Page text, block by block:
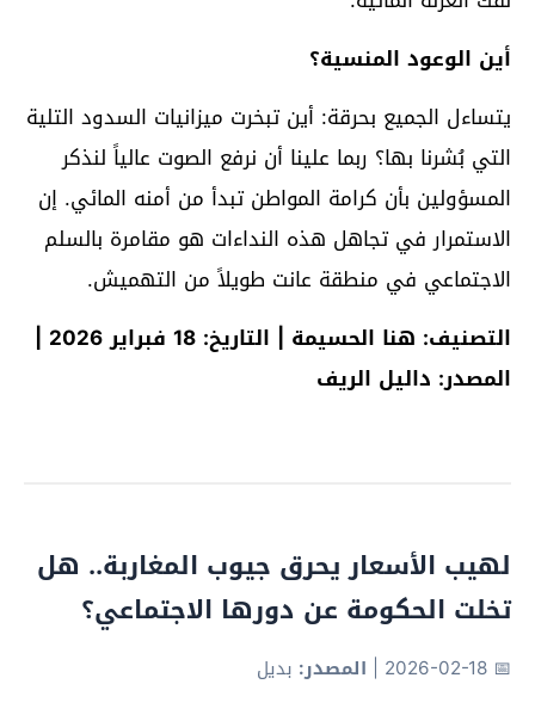
أين الوعود المنسية؟
يتساءل الجميع بحرقة: أين تبخرت ميزانيات السدود التلية
التي بُشرنا بها؟ ربما علينا أن نرفع الصوت عالياً لنذكر
المسؤولين بأن كرامة المواطن تبدأ من أمنه المائي. إن
الاستمرار في تجاهل هذه النداءات هو مقامرة بالسلم
الاجتماعي في منطقة عانت طويلاً من التهميش.
التصنيف: هنا الحسيمة | التاريخ: 18 فبراير 2026 |
المصدر: داليل الريف
لهيب الأسعار يحرق جيوب المغاربة.. هل
تخلت الحكومة عن دورها الاجتماعي؟
📅 2026-02-18
| المصدر: بديل